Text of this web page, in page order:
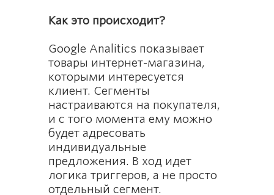
Как это происходит?
Google Analitics показывает
товары интернет-магазина,
которыми интересуется
клиент. Сегменты
настраиваются на покупателя,
и с того момента ему можно
будет адресовать
индивидуальные
предложения. В ход идет
логика триггеров, а не просто
отдельный сегмент.